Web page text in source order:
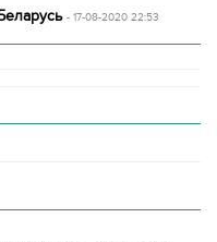
- 17-08-2020 22:53